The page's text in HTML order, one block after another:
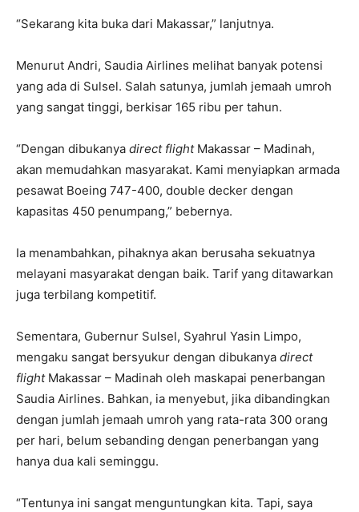
“Sekarang kita buka dari Makassar,” lanjutnya.
Menurut Andri, Saudia Airlines melihat banyak potensi
yang ada di Sulsel. Salah satunya, jumlah jemaah umroh
yang sangat tinggi, berkisar 165 ribu per tahun.
“Dengan dibukanya direct flightMakassar – Madinah,
akan memudahkan masyarakat. Kami menyiapkan armada
pesawat Boeing 747-400, double decker dengan
kapasitas 450 penumpang,” bebernya.
Ia menambahkan, pihaknya akan berusaha sekuatnya
melayani masyarakat dengan baik. Tarif yang ditawarkan
juga terbilang kompetitif.
Sementara, Gubernur Sulsel, Syahrul Yasin Limpo,
mengaku sangat bersyukur dengan dibukanya direct
flightMakassar – Madinah oleh maskapai penerbangan
Saudia Airlines. Bahkan, ia menyebut, jika dibandingkan
dengan jumlah jemaah umroh yang rata-rata 300 orang
per hari, belum sebanding dengan penerbangan yang
hanya dua kali seminggu.
“Tentunya ini sangat menguntungkan kita. Tapi, saya